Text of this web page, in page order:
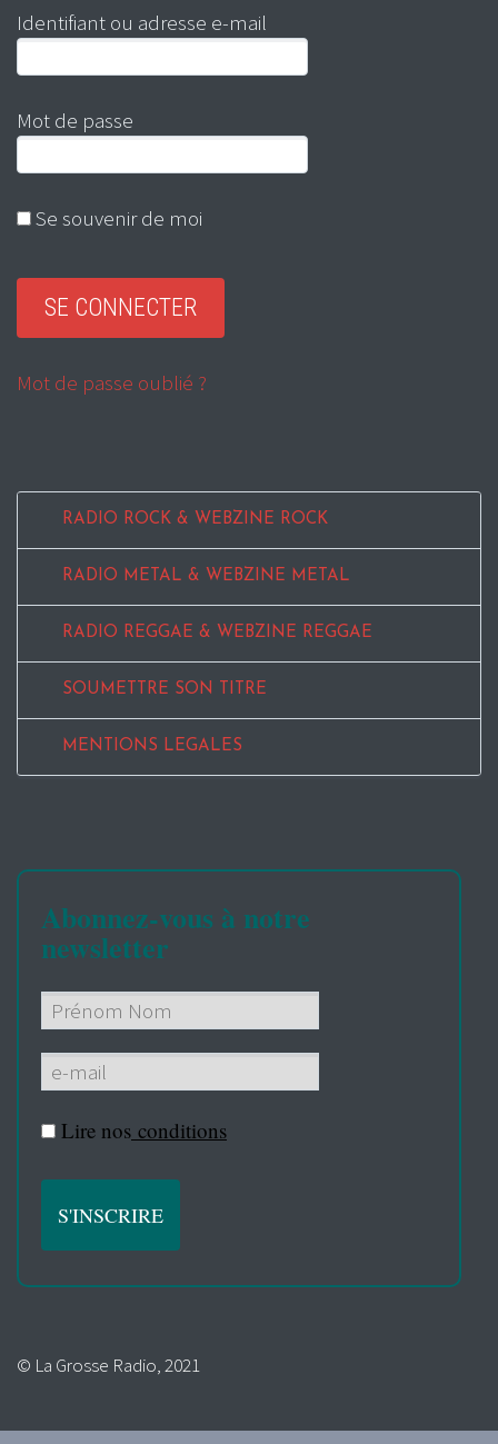
Identifiant ou adresse e-mail
Mot de passe
Se souvenir de moi
Mot de passe oublié ?
RADIO ROCK & WEBZINE ROCK
RADIO METAL & WEBZINE METAL
RADIO REGGAE & WEBZINE REGGAE
SOUMETTRE SON TITRE
MENTIONS LEGALES
Abonnez-vous à notre
newsletter
Lire nos conditions
© La Grosse Radio, 2021